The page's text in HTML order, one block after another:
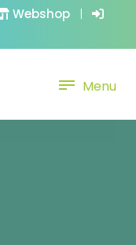
Webshop |
Menu